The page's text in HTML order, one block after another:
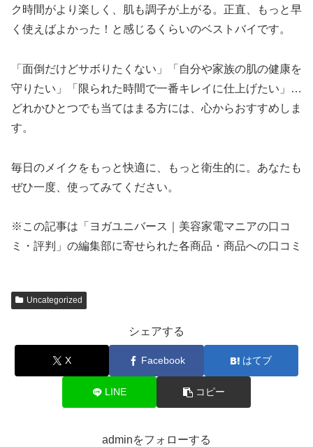
ク時間がより楽しく、肌も調子が上がる。正直、もっと早
く使えばよかった！と感じるくらいのベストバイです。
「面倒だけどサボりたくない」「自分や家族の肌の健康を
守りたい」「限られた時間で一番キレイに仕上げたい」…
どれかひとつでも当てはまる方には、心からおすすめしま
す。
毎日のメイクをもっと快適に、もっと衛生的に。あなたも
ぜひ一度、使ってみてください。
※この記事は「ヨガユニバース｜美容家電マニアの口コ
ミ・評判」の編集部に寄せられた各商品・商品への口コミ
Uncategorized
シェアする
X Facebook はてブ
LINE コピー
adminをフォローする